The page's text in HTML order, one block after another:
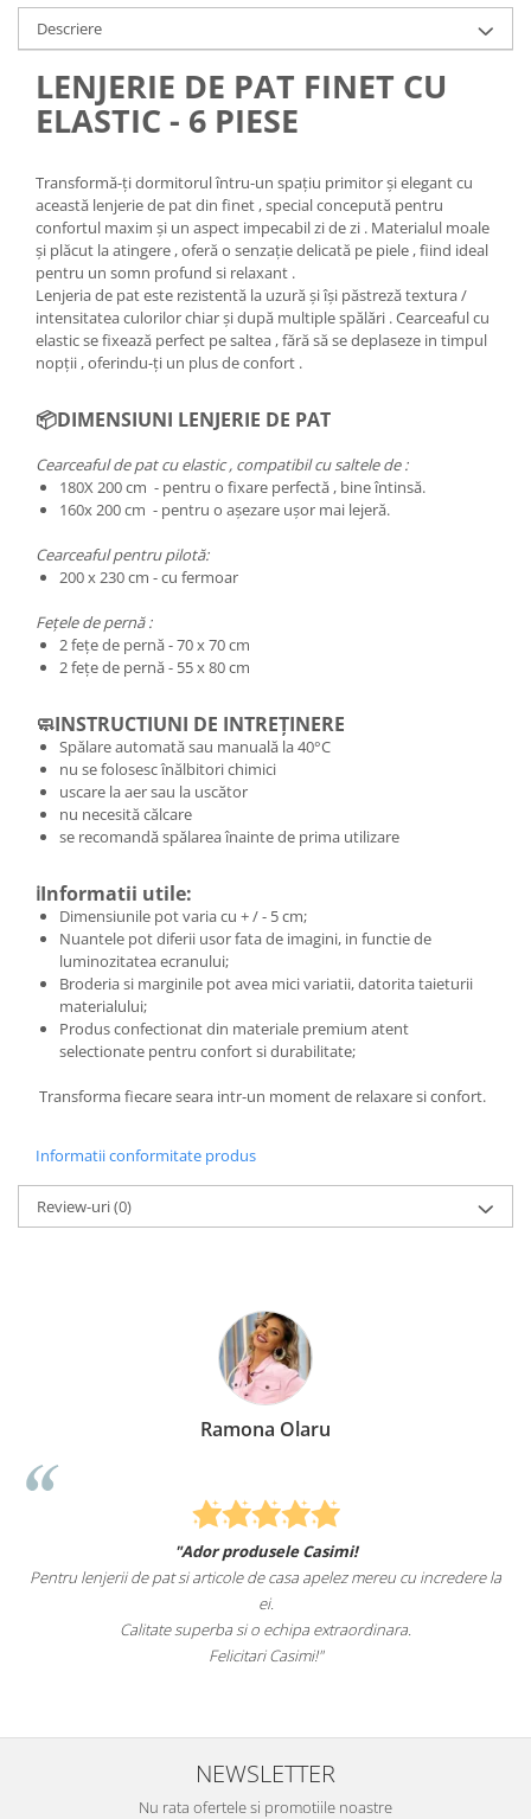
Descriere
LENJERIE DE PAT FINET CU
ELASTIC - 6 PIESE
Transformă-ți dormitorul întru-un spațiu primitor și elegant cu
această lenjerie de pat din finet , special concepută pentru
confortul maxim și un aspect impecabil zi de zi . Materialul moale
și plăcut la atingere , oferă o senzație delicată pe piele , fiind ideal
pentru un somn profund si relaxant .
Lenjeria de pat este rezistentă la uzură și își păstreză textura /
intensitatea culorilor chiar și după multiple spălări . Cearceaful cu
elastic se fixează perfect pe saltea , fără să se deplaseze in timpul
nopții , oferindu-ți un plus de confort .
📦DIMENSIUNI LENJERIE DE PAT
Cearceaful de pat cu elastic , compatibil cu saltele de :
180X 200 cm - pentru o fixare perfectă , bine întinsă.
160x 200 cm - pentru o așezare ușor mai lejeră.
Cearceaful pentru pilotă:
200 x 230 cm - cu fermoar
Fețele de pernă :
2 fețe de pernă - 70 x 70 cm
2 fețe de pernă - 55 x 80 cm
🧼INSTRUCTIUNI DE INTREȚINERE
Spălare automată sau manuală la 40°C
nu se folosesc înălbitori chimici
uscare la aer sau la uscător
nu necesită călcare
se recomandă spălarea înainte de prima utilizare
ℹ️Informatii utile:
Dimensiunile pot varia cu + / - 5 cm;
Nuantele pot diferii usor fata de imagini, in functie de
luminozitatea ecranului;
Broderia si marginile pot avea mici variatii, datorita taieturii
materialului;
Produs confectionat din materiale premium atent
selectionate pentru confort si durabilitate;
Transforma fiecare seara intr-un moment de relaxare si confort.
Informatii conformitate produs
Review-uri(0)
Ramona Olaru
"Ador produsele Casimi!
Pentru lenjerii de pat si articole de casa apelez mereu cu incredere la
ei.
Calitate superba si o echipa extraordinara.
Felicitari Casimi!"
NEWSLETTER
Nu rata ofertele si promotiile noastre